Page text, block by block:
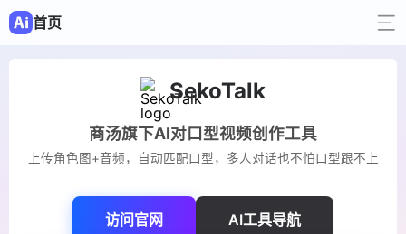
首页
SekoTalk
商汤旗下AI对口型视频创作工具
上传角色图+音频，自动匹配口型，多人对话也不怕口型跟不上
访问官网 AI工具导航